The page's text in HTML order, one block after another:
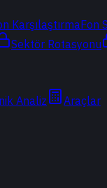
KarşılaştırmaFon
Sektör Rotasyonu
Analiz
Araçlar